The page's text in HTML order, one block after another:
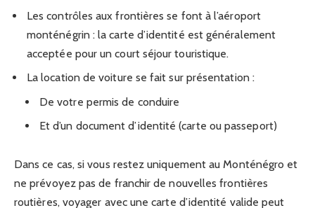
Les contrôles aux frontières se font à l’aéroport
monténégrin : la carte d’identité est généralement
acceptée pour un court séjour touristique.
La location de voiture se fait sur présentation :
De votre permis de conduire
Et d’un document d’identité (carte ou passeport)
Dans ce cas, si vous restez uniquement au Monténégro et
ne prévoyez pas de franchir de nouvelles frontières
routières, voyager avec une carte d’identité valide peut